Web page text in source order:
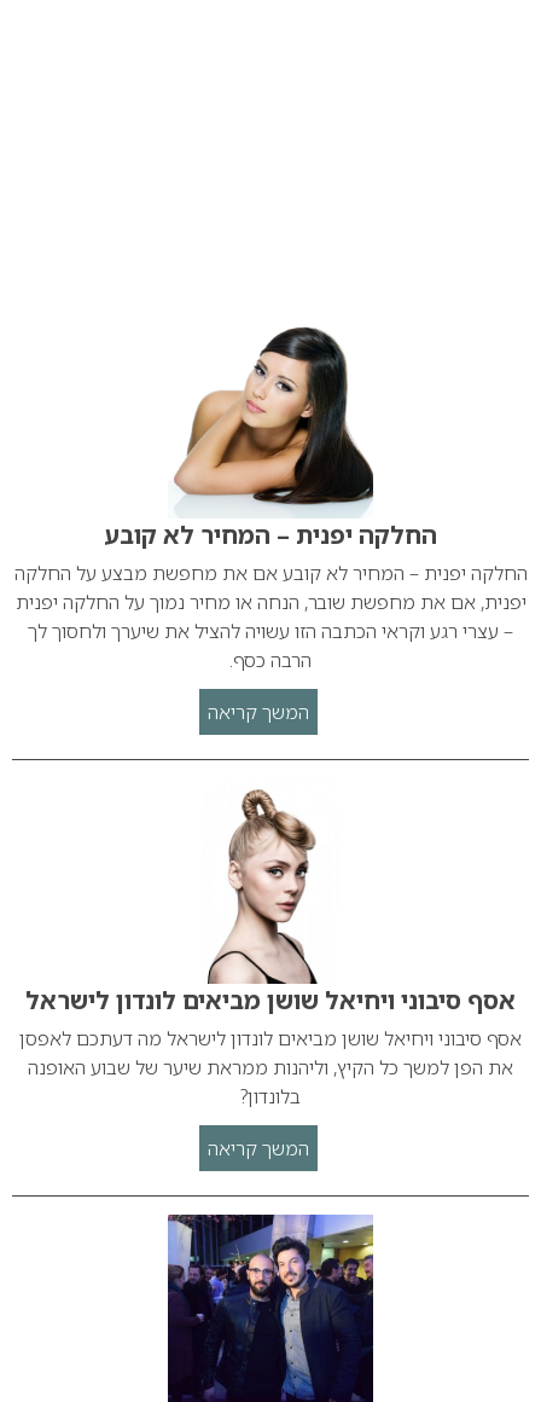
החלקה יפנית – המחיר לא קובע
החלקה יפנית – המחיר לא קובע אם את מחפשת מבצע על החלקה
יפנית, אם את מחפשת שובר, הנחה או מחיר נמוך על החלקה יפנית
– עצרי רגע וקראי הכתבה הזו עשויה להציל את שיערך ולחסוך לך
הרבה כסף.
המשך קריאה
אסף סיבוני ויחיאל שושן מביאים לונדון לישראל
אסף סיבוני ויחיאל שושן מביאים לונדון לישראל מה דעתכם לאפסן
את הפן למשך כל הקיץ, וליהנות ממראת שיער של שבוע האופנה
בלונדון?
המשך קריאה